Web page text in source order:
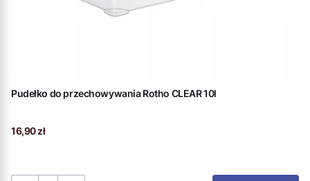
Pudełko do przechowywania Rotho CLEAR 10l
Cena
16,90 zł